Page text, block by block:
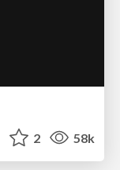
2 58k